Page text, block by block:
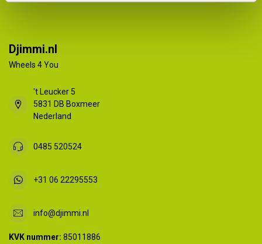
Djimmi.nl
Wheels 4 You
't Leucker 5
5831 DB Boxmeer
Nederland
0485 520524
+31 06 22295553
info@djimmi.nl
KVK nummer: 85011886